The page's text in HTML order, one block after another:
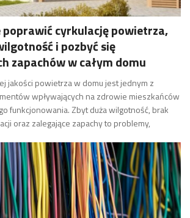
poprawić cyrkulację powietrza,
i pozbyć się
zapachów w całym domu
jakości powietrza w domu jest jednym z
wpływających na zdrowie mieszkańców
funkcjonowania. Zbyt duża wilgotność, brak
oraz zalegające zapachy to problemy,